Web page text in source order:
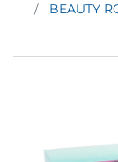
BEAUTY